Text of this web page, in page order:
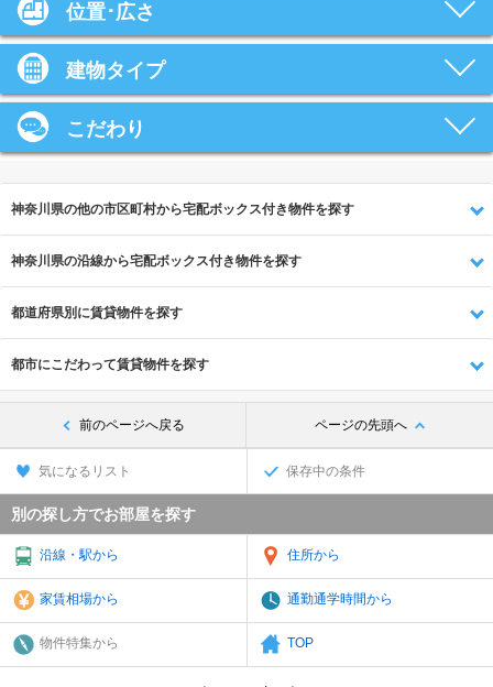
位置･広さ
建物タイプ
こだわり
神奈川県の他の市区町村から宅配ボックス付き物件を探す
神奈川県の沿線から宅配ボックス付き物件を探す
都道府県別に賃貸物件を探す
都市にこだわって賃貸物件を探す
前のページへ戻る ページの先頭へ
気になるリスト 保存中の条件
別の探し方でお部屋を探す
沿線・駅から 住所から
家賃相場から 通勤通学時間から
物件特集から TOP